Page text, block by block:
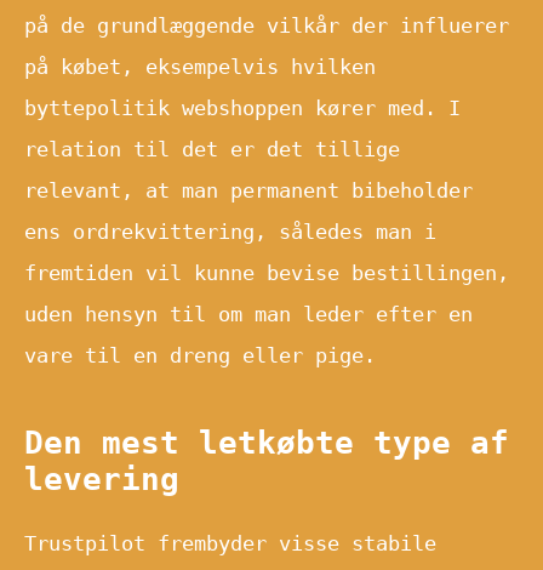
på de grundlæggende vilkår der influerer
på købet, eksempelvis hvilken
byttepolitik webshoppen kører med. I
relation til det er det tillige
relevant, at man permanent bibeholder
ens ordrekvittering, således man i
fremtiden vil kunne bevise bestillingen,
uden hensyn til om man leder efter en
vare til en dreng eller pige.
Den mest letkøbte type af
levering
Trustpilot frembyder visse stabile